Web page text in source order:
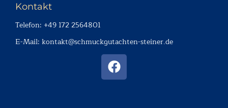
Kontakt
Telefon: ‭+49 172 2564801‬
E-Mail: kontakt@schmuckgutachten-steiner.de